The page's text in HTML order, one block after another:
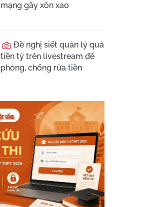
mạng gây xôn xao
Đề nghị siết quản lý quà
tiền tỷ trên livestream để
phòng, chống rửa tiền